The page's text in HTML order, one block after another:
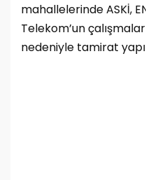
mahallelerinde ASKİ,
Telekom’un
nedeniyle tamirat